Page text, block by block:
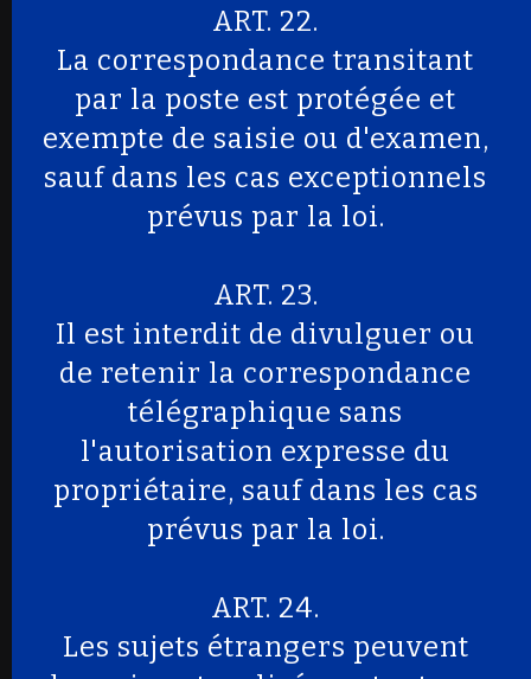
ART. 22.
La correspondance transitant
par la poste est protégée et
exempte de saisie ou d'examen,
sauf dans les cas exceptionnels
prévus par la loi.
ART. 23.
Il est interdit de divulguer ou
de retenir la correspondance
télégraphique sans
l'autorisation expresse du
propriétaire, sauf dans les cas
prévus par la loi.
ART. 24.
Les sujets étrangers peuvent